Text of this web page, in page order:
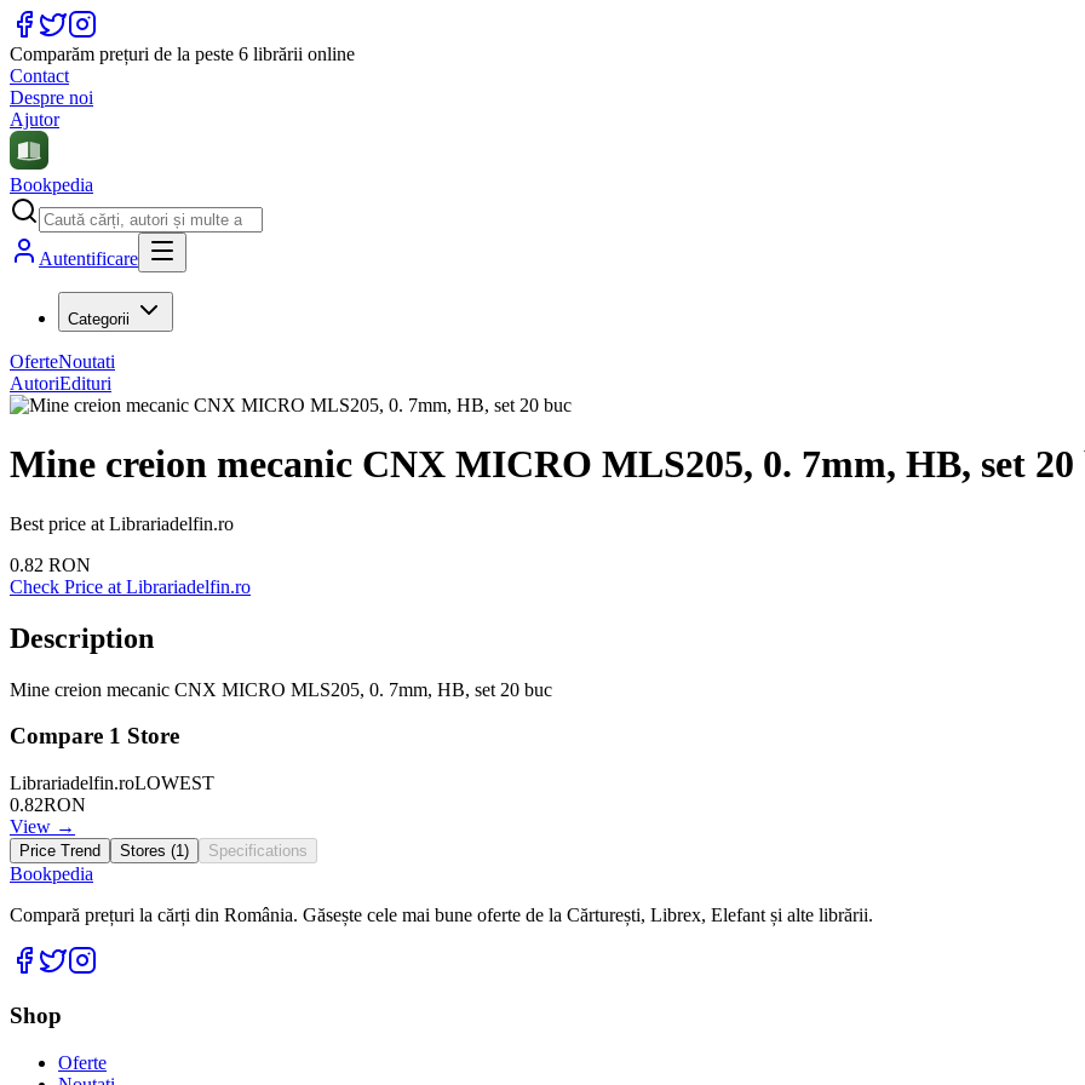
Comparăm prețuri de la peste 6 librării online
Contact
Despre noi
Ajutor
Bookpedia
Autentificare
Categorii
OferteNoutati
AutoriEdituri
Mine creion mecanic CNX MICRO MLS205, 0. 7mm, HB, set 20
Best price at Librariadelfin.ro
0.82 RON
Check Price at Librariadelfin.ro
Description
Mine creion mecanic CNX MICRO MLS205, 0. 7mm, HB, set 20 buc
Compare 1 Store
Librariadelfin.roLOWEST
0.82RON
View →
Price Trend Stores (1) Specifications
Bookpedia
Compară prețuri la cărți din România. Găsește cele mai bune oferte de la Cărturești, Librex, Elefant și alte librării.
Facebook
Twitter
Shop
Oferte